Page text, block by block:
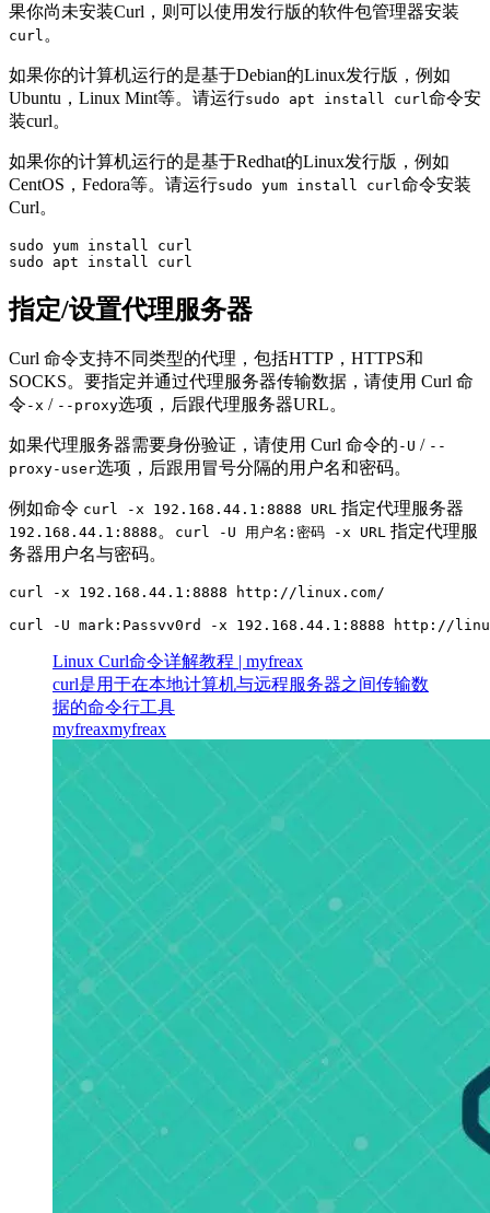
果你尚未安装Curl，则可以使用发行版的软件包管理器安装
curl 。
如果你的计算机运行的是基于Debian的Linux发行版，例如
Ubuntu，Linux Mint等。请运行sudo apt install curl 命令安
装curl。
如果你的计算机运行的是基于Redhat的Linux发行版，例如
CentOS，Fedora等。请运行sudo yum install curl 命令安装
Curl。
sudo yum install curl
sudo apt install curl
指定/设置代理服务器
Curl 命令支持不同类型的代理，包括HTTP，HTTPS和
SOCKS。要指定并通过代理服务器传输数据，请使用 Curl 命
令 -x / --proxy选项，后跟代理服务器URL。
如果代理服务器需要身份验证，请使用 Curl 命令的 -U / --
proxy-user选项，后跟用冒号分隔的用户名和密码。
例如命令 curl -x 192.168.44.1:8888 URL 指定代理服务器
192.168.44.1:8888。 curl -U 用户名:密码 -x URL 指定代理服
务器用户名与密码。
curl -x 192.168.44.1:8888 http://linux.com/
curl -U mark:Passvv0rd -x 192.168.44.1:8888 http://
Linux Curl命令详解教程 | myfreax
curl是用于在本地计算机与远程服务器之间传输数
据的命令行工具
myfreaxmyfreax